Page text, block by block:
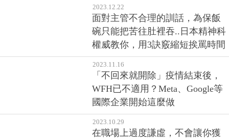
2023.12.22
面對主管不合理的訓話，為保飯
碗只能把苦往肚裡吞..日本精神科
權威教你，用3訣竅縮短挨罵時間
2023.11.16
「不回來就開除」疫情結束後，
WFH已不適用？Meta、Google等
國際企業開始這麼做
2023.10.29
在職場上過度謙虛，不會讓你獲